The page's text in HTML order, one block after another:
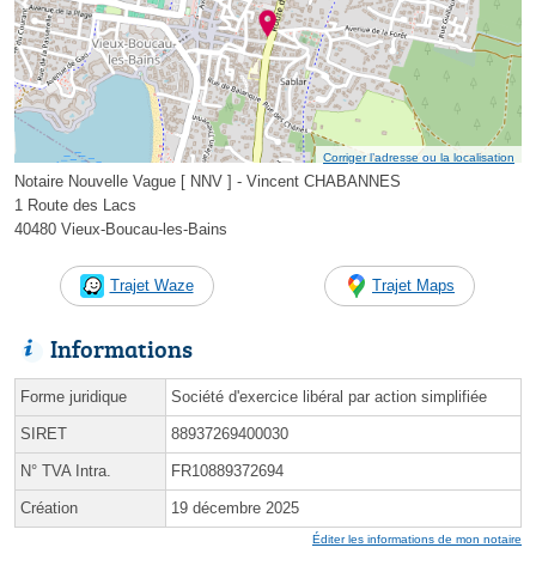
Corriger l’adresse ou la localisation
Notaire Nouvelle Vague [ NNV ] - Vincent CHABANNES
1 Route des Lacs
40480 Vieux-Boucau-les-Bains
Trajet Waze Trajet Maps
Informations
Forme juridique Société d'exercice libéral par action simplifiée
SIRET 88937269400030
N° TVA Intra. FR10889372694
Création 19 décembre 2025
Éditer les informations de mon notaire